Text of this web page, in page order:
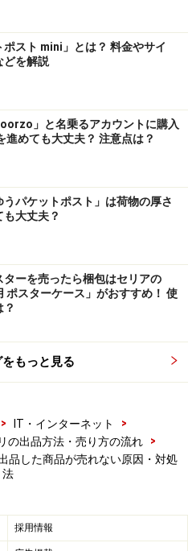
いでしょう。そのため、い
値段から偽物だと判断され
とになってしまいます。自
であれば、適正な価格で出
」が付くのに売れな
のはなぜ……？
つけることができる「いい
けた商品は一括管理ができ
がなくなります。ヤフオク!
ストと同じです。
たくさんつくと、その分気
ことがわかるので、購入も
。でも、実際には、いいね!
3つが挙げられます。
ポスト mini」とは？ 料金やサイ
どを解説
」と名乗るアカウントに購入
進めても大丈夫？ 注意点は？
うパケットポスト」は荷物の厚さ
大丈夫？
ターを売ったら梱包はセリアの
ポスターケース」がおすすめ！ 使
？
もっと見る
> IT・インターネット
>
の出品方法・売り方の流れ
>
品した商品が売れない原因・対処
法
採用情報